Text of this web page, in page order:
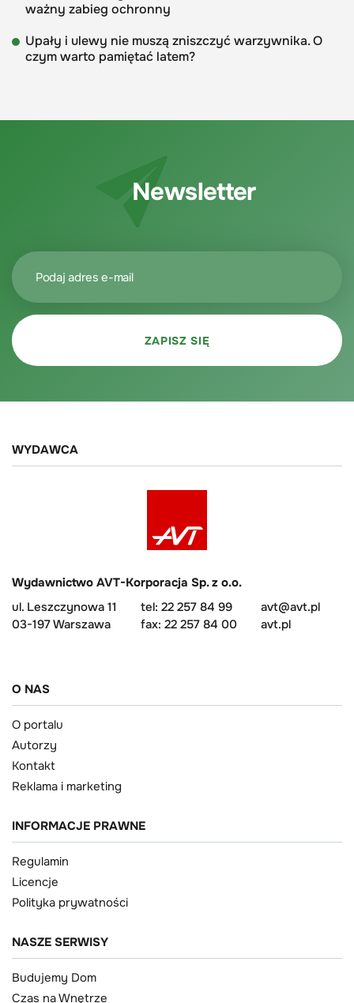
ważny zabieg ochronny
Upały i ulewy nie muszą zniszczyć warzywnika. O
czym warto pamiętać latem?
Newsletter
WYDAWCA
Wydawnictwo AVT-Korporacja Sp. z o.o.
ul. Leszczynowa 11
03-197 Warszawa
tel: 22 257 84 99
fax: 22 257 84 00
avt@avt.pl
avt.pl
O NAS
O portalu
Autorzy
Kontakt
Reklama i marketing
INFORMACJE PRAWNE
Regulamin
Licencje
Polityka prywatności
NASZE SERWISY
Budujemy Dom
Czas na Wnętrze